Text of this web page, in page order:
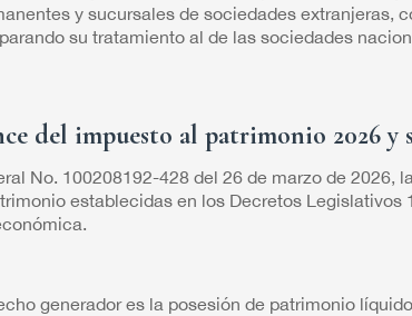
y sucursales de sociedades extranjeras,
su tratamiento al de las sociedades
del impuesto al patrimonio 2026 y
No. 100208192-428 del 26 de marzo de 2026,
establecidas en los Decretos Legislativos
generador es la posesión de patrimonio